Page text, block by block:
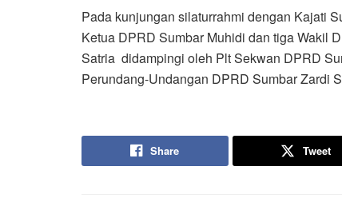
Pada kunjungan silaturrahmi dengan Kajati
Ketua DPRD Sumbar Muhidi dan tiga Wakil
Satria didampingi oleh Plt Sekwan DPRD
Perundang-Undangan DPRD Sumbar Zardi
Share Tweet